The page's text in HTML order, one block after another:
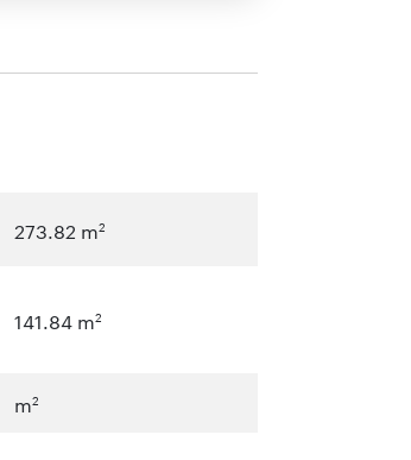
273.82 m2
141.84 m2
m2